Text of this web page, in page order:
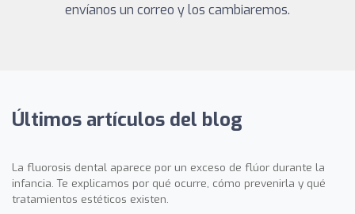
envíanos un correo y los cambiaremos.
Últimos artículos del blog
La fluorosis dental aparece por un exceso de flúor durante la
infancia. Te explicamos por qué ocurre, cómo prevenirla y qué
tratamientos estéticos existen.